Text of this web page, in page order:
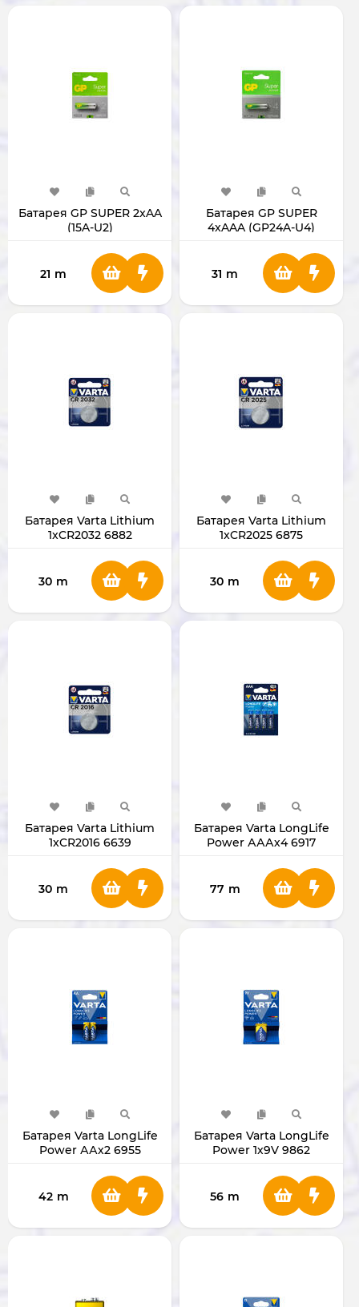
Батарея GP SUPER 2xAA
(15A-U2)
21 m
Батарея GP SUPER
4xAAA (GP24A-U4)
31 m
Батарея Varta Lithium
1xCR2032 6882
30 m
Батарея Varta Lithium
1xCR2025 6875
30 m
Батарея Varta Lithium
1xCR2016 6639
30 m
Батарея Varta LongLife
Power АААх4 6917
77 m
Батарея Varta LongLife
Power ААх2 6955
42 m
Батарея Varta LongLife
Power 1х9V 9862
56 m